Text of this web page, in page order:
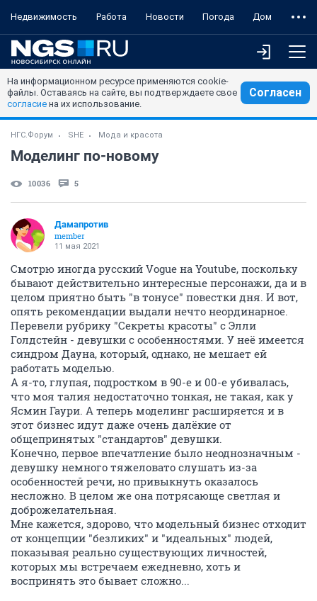
Недвижимость Работа Новости Погода Дом
На информационном ресурсе применяются cookie-
файлы. Оставаясь на сайте, вы подтверждаете свое
согласие на их использование.
Согласен
НГС.Форум SHE Мода и красота
Моделинг по-новому
10036 5
Дамапротив
member
11 мая 2021
Смотрю иногда русский Vogue на Youtube, поскольку
бывают действительно интересные персонажи, да и в
целом приятно быть "в тонусе" повестки дня. И вот,
опять рекомендации выдали нечто неординарное.
Перевели рубрику "Секреты красоты" с Элли
Голдстейн - девушки с особенностями. У неё имеется
синдром Дауна, который, однако, не мешает ей
работать моделью.
А я-то, глупая, подростком в 90-е и 00-е убивалась,
что моя талия недостаточно тонкая, не такая, как у
Ясмин Гаури. А теперь моделинг расширяется и в
этот бизнес идут даже очень далёкие от
общепринятых "стандартов" девушки.
Конечно, первое впечатление было неоднозначным -
девушку немного тяжеловато слушать из-за
особенностей речи, но привыкнуть оказалось
несложно. В целом же она потрясающе светлая и
доброжелательная.
Мне кажется, здорово, что модельный бизнес отходит
от концепции "безликих" и "идеальных" людей,
показывая реально существующих личностей,
которых мы встречаем ежедневно, хоть и
воспринять это бывает сложно...